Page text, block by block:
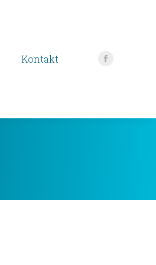
Kontakt
Facebook